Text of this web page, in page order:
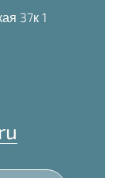
37к 1